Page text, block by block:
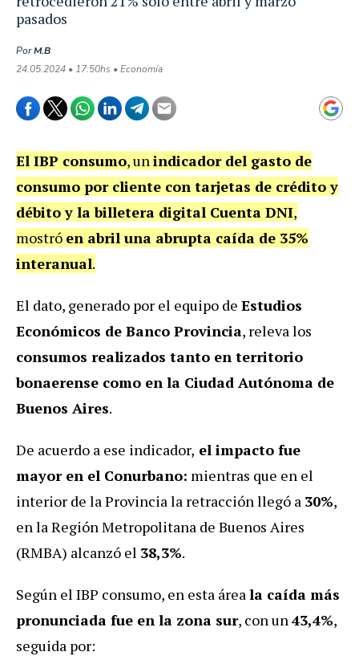
pasados
PorM.B
24.05.2024 • 17:50hs • Economía
El IBP consumo, unindicador del gasto de
consumo por cliente con tarjetas de crédito y
débito y la billetera digital Cuenta DNI,
mostró en abril una abrupta caída de 35%
interanual.
El dato, generado por el equipo de Estudios
Económicos de Banco Provincia, releva los
consumos realizados tanto en territorio
bonaerense como en la Ciudad Autónoma de
Buenos Aires.
De acuerdo a ese indicador, el impacto fue
mayor en el Conurbano: mientras que en el
interior de la Provincia la retracción llegó a 30%,
en la Región Metropolitana de Buenos Aires
(RMBA) alcanzó el 38,3%.
Según el IBP consumo, en esta áreala caída más
pronunciada fue en la zona sur, con un43,4%,
seguida por: